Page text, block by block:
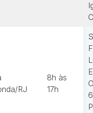
RJ
8h às
17h